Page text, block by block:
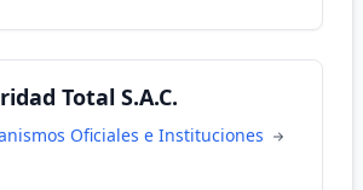
Total S.A.C.
Oficiales e Instituciones